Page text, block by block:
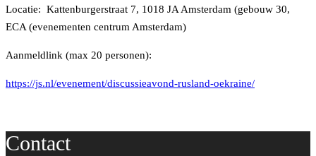
Locatie: Kattenburgerstraat 7, 1018 JA Amsterdam (gebouw 30,
ECA (evenementen centrum Amsterdam)
Aanmeldlink (max 20 personen):
https://js.nl/evenement/discussieavond-rusland-oekraine/
Contact